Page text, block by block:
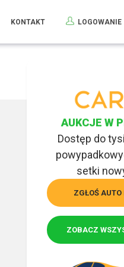
KONTAKT LOGOWANIE
AUKCJE W
Dostęp do
setki
ZGŁOŚ
ZOBACZ